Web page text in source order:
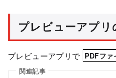
プレビューアプリ
プレビューアプリで PDFファ